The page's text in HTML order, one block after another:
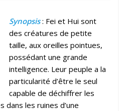
Synopsis: Fei et Hui sont
des créatures de petite
taille, aux oreilles pointues,
possédant une grande
intelligence. Leur peuple a la
particularité d’être le seul
capable de déchiffrer les
dans les ruines d’une